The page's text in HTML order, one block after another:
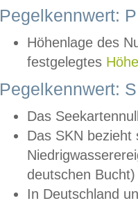
Pegelkennwert:
Höhenlage des
festgelegtes
Pegelkennwert:
Das
Das SKN
deutschen
In Deutschland